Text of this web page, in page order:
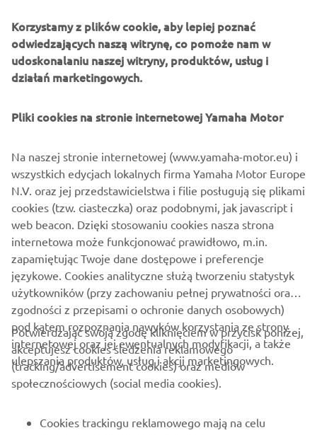
it would improve the ride even more.
GDYBYŚ MÓGŁ MIEĆ JEDNĄ
WYMARZONĄ YAMAHĘ Z HISTORII
DLACZEGO?
Ja już mam moją wymarzoną Yamahę! To idealny motocykl
na moje potrzeby. Poza tym chciałbym mieć Yamahę
Ténéré 700, która wygląda na niezniszczalny motocykl,
którym można objechać cały świat dookoła.
POZNAJ XSR900
O FIRMIE
Korzystamy z plików cookie, aby lepiej poznać
odwiedzających naszą witrynę, co pomoże nam w
udoskonalaniu naszej witryny, produktów, usług i
działań marketingowych.
Pliki cookies na stronie internetowej Yamaha Motor
Na naszej stronie internetowej (www.yamaha-motor.eu) i
wszystkich edycjach lokalnych firma Yamaha Motor Europe
N.V. oraz jej przedstawicielstwa i filie posługują się plikami
cookies (tzw. ciasteczka) oraz podobnymi, jak javascript i
web beacon. Dzięki stosowaniu cookies nasza strona
internetowa może funkcjonować prawidłowo, m.in.
zapamiętując Twoje dane dostępowe i preferencje
językowe. Cookies analityczne służą tworzeniu statystyk
użytkowników (przy zachowaniu pełnej prywatności oraz
zgodności z przepisami o ochronie danych osobowych)
pod kątem rozpoznania nawyków korzystania ze strony
internetowej oraz jej ewentualnych modyfikacji, a także
ulepszania produktów, usług i akcji marketingowych.
Potwierdzając swoją zgodę kliknięciem w przycisk poniżej,
akceptujesz cookies śledzenia reklamowego
(tracking/advertisement cookies) oraz mediów
społecznościowych (social media cookies).
Cookies trackingu reklamowego mają na celu